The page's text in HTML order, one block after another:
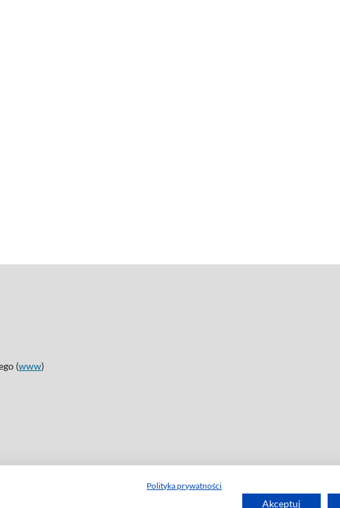
Polityka prywatności
Akceptuj
(www)